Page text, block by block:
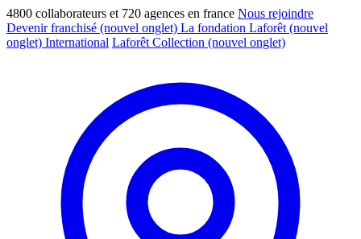
4800 collaborateurs et 720 agences en france Nous rejoindre
Devenir franchisé (nouvel onglet) La fondation Laforêt (nouvel
onglet) International Laforêt Collection (nouvel onglet)